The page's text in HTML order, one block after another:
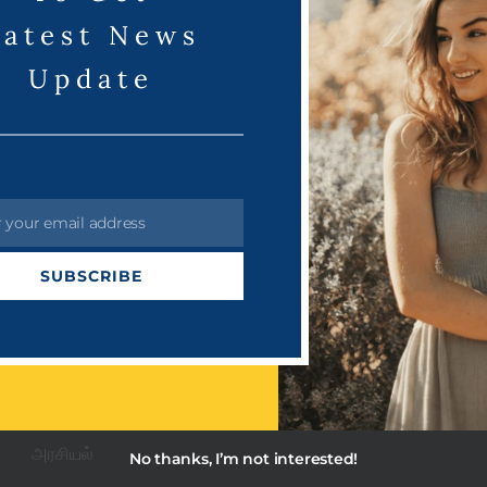
Read More
Categories
PRDots
Quick Links
About US
Privacy Policy
Terms & Condition
News
Update
your email address
SUBSCRIBE
No thanks, I’m not interested!